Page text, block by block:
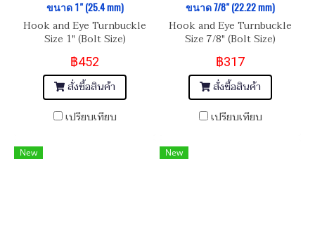
ขนาด 1" (25.4 mm)
Hook and Eye Turnbuckle
Size 1" (Bolt Size)
฿452
สั่งซื้อสินค้า
เปรียบเทียบ
ขนาด 7/8" (22.22 mm)
Hook and Eye Turnbuckle
Size 7/8" (Bolt Size)
฿317
สั่งซื้อสินค้า
เปรียบเทียบ
New New